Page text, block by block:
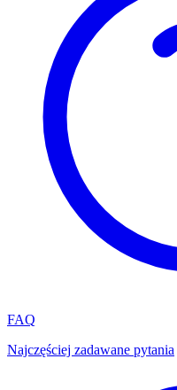
FAQ
Najczęściej zadawane pytania